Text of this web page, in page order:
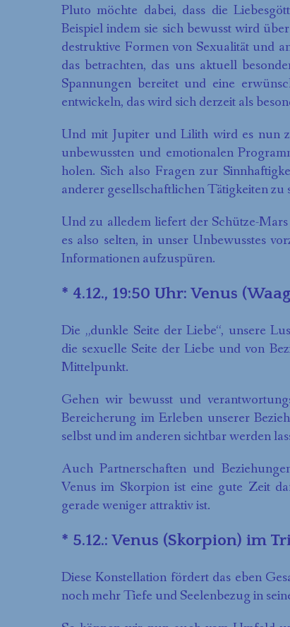
Pluto möchte dabei, dass die
Beispiel indem sie sich bewusst wird
destruktive Formen von Sexualität und
das betrachten, das uns aktuell
Spannungen bereitet und eine
entwickeln, das wird sich derzeit als
Und mit Jupiter und Lilith wird es nun
unbewussten und emotionalen
holen. Sich also Fragen zur
anderer gesellschaftlichen Tätigkeiten
Und zu alledem liefert der Schütze-
es also selten, in unser Unbewusstes
Informationen aufzuspüren.
* 4.12., 19:50 Uhr: Venus
Die „dunkle Seite der Liebe“, unsere
die sexuelle Seite der Liebe und von
Mittelpunkt.
Gehen wir bewusst und
Bereicherung im Erleben unserer
selbst und im anderen sichtbar werden
Auch Partnerschaften und
Venus im Skorpion ist eine gute Zeit
gerade weniger attraktiv ist.
* 5.12.: Venus (Skorpion) im
Diese Konstellation fördert das eben
noch mehr Tiefe und Seelenbezug in